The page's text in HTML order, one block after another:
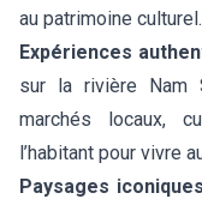
au patrimoine culturel.
Expériences
sur la rivière Nam
marchés locaux,
l’habitant pour vivre
Paysages